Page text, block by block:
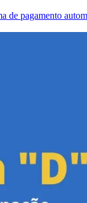
de pagamento